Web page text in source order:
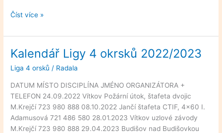
Číst více »
Kalendář Ligy 4 okrsků 2022/2023
Liga 4 orsků / Radala
DATUM MÍSTO DISCIPLÍNA JMÉNO ORGANIZÁTORA +
TELEFON 24.09.2022 Vítkov Požární útok, štafeta dvojic
M.Krejčí 723 980 888 08.10.2022 Jančí štafeta CTIF, 4×60 I.
Adamusová 721 486 580 28.01.2023 Vítkov uzlové závody
M.Krejčí 723 980 888 29.04.2023 Budišov nad Budišovkou
Kalendář
4
okrsků
2022/2023